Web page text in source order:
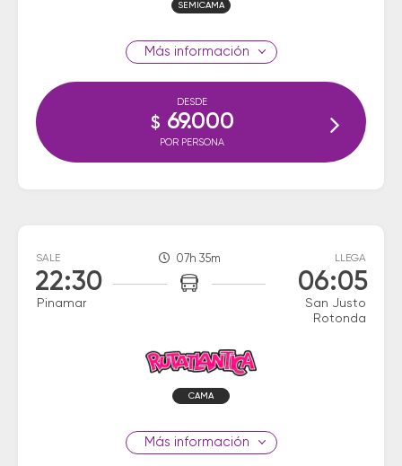
SEMICAMA
información
DESDE
$ 69.000
POR PERSONA
SALE
22:30
Pinamar
07h 35m LLEGA
06:05
San Justo
Rotonda
CAMA
información